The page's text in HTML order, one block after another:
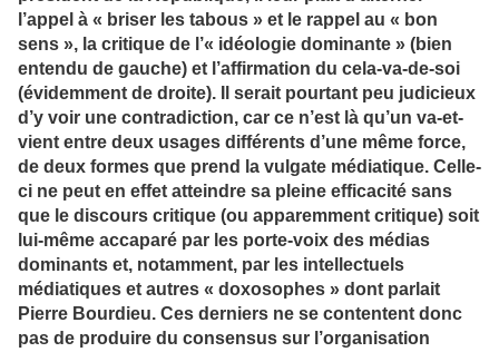
l’appel à « briser les tabous » et le rappel au « bon
sens », la critique de l’« idéologie dominante » (bien
entendu de gauche) et l’affirmation du cela-va-de-soi
(évidemment de droite). Il serait pourtant peu judicieux
d’y voir une contradiction, car ce n’est là qu’un va-et-
vient entre deux usages différents d’une même force,
de deux formes que prend la vulgate médiatique. Celle-
ci ne peut en effet atteindre sa pleine efficacité sans
que le discours critique (ou apparemment critique) soit
lui-même accaparé par les porte-voix des médias
dominants et, notamment, par les intellectuels
médiatiques et autres « doxosophes » dont parlait
Pierre Bourdieu. Ces derniers ne se contentent donc
pas de produire du consensus sur l’organisation